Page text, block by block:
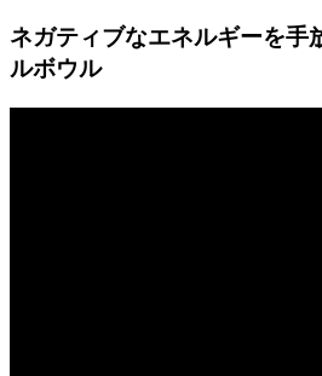
ネガティブなエネルギーを手
ルボウル